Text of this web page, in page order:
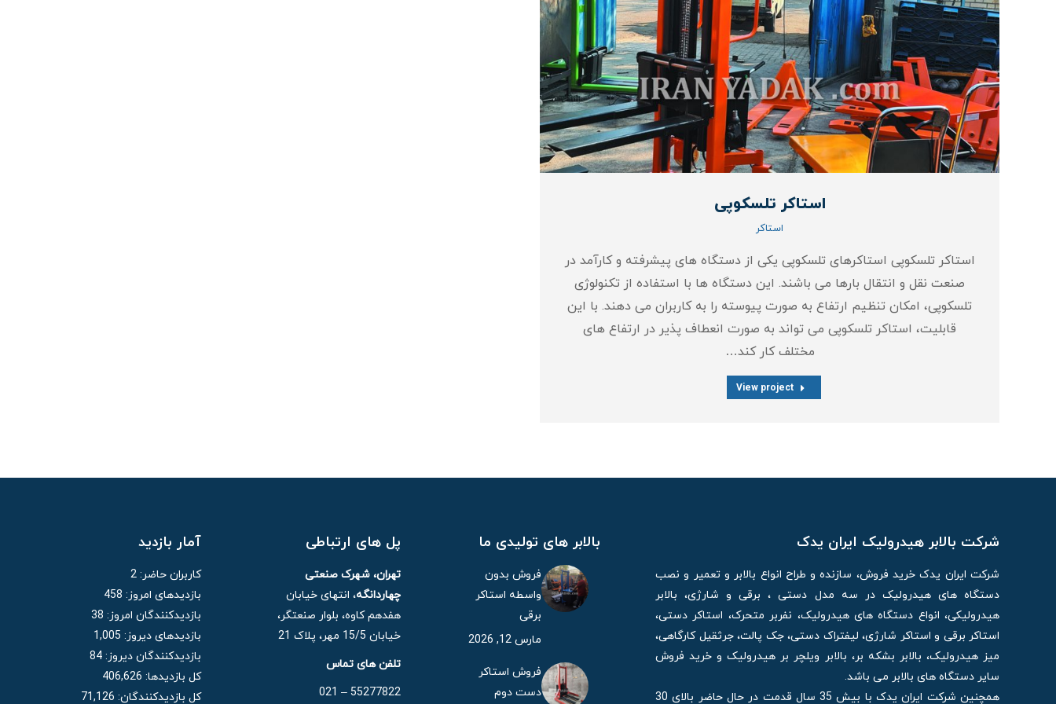
استاکر تلسکوپی
استاکر
استاکر تلسکوپی استاکرهای تلسکوپی یکی از دستگاه‌ های پیشرفته و کارآمد در
صنعت نقل و انتقال بارها می‌ باشند. این دستگاه‌ ها با استفاده از تکنولوژی
تلسکوپی، امکان تنظیم ارتفاع به‌ صورت پیوسته را به کاربران می‌ دهند. با این
قابلیت، استاکر تلسکوپی می‌ تواند به‌ صورت انعطاف‌ پذیر در ارتفاع های
مختلف کار کند…
View project
شرکت بالابر هیدرولیک ایران یدک
شرکت ایران یدک خرید فروش، سازنده و طراح انواع بالابر و تعمیر و نصب
دستگاه های هیدرولیک در سه مدل دستی ، برقی و شارژی، بالابر
هیدرولیکی، انواع دستگاه های هیدرولیک، نفربر متحرک، استاکر دستی،
استاکر برقی و استاکر شارژی، لیفتراک دستی، جک پالت، جرثقیل کارگاهی،
میز هیدرولیک، بالابر بشکه بر، بالابر ویلچر بر هیدرولیک و خرید فروش
سایر دستگاه های بالابر می باشد.
همچنین شرکت ایران یدک با بیش 35 سال قدمت در حال حاضر بالای 30
بالابر های تولیدی ما
فروش بدون
واسطه استاکر
برقی
مارس 12, 2026
فروش استاکر
دست دوم
پل های ارتباطی
تهران، شهرک صنعتی
چهاردانگه، انتهای خیابان
هفدهم کاوه، بلوار صنعتگر،
خیابان 15/5 مهر، پلاک 21
تلفن های تماس
55277822 – 021
آمار بازدید
کاربران حاضر: 2
بازدیدهای امروز: 458
بازدیدکنندگان امروز: 38
بازدیدهای دیروز: 1,005
بازدیدکنندگان دیروز: 84
کل بازدیدها: 406,626
کل بازدیدکنند‌گان: 71,126